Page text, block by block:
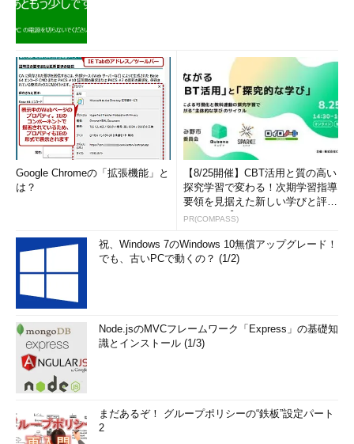
る。かつてのCode RedやNimdaのようなコンピュータウイルス
による“危機”を繰り返さないためにも、「
療機器など、あらゆる業界がセキュリティを理解する必要があ
る」（クラーク氏）。シノプシスではその理解を促すべく、セキ
ュリティ実装を支援するテクノロジーやサービス、トレーニング
を提供するとともに、コミュニティー作りにも取り組んでいくと
いう。
見た目は家電でも実態はソフトウェア、食品と
同様に「中身の確認」を
Google Chromeの「拡張機能」と
は？
【8/25開催】CBT活用と質の高い
探究学習で変わる！次期学習指導
要領を見据えた新しい学びと評価
のカタチ【オンラインイベ...
PR(COMPASS)
祝、Windows 7のWindows 10無償アップグレード！
でも、古いPCで動くの？ (1/2)
Node.jsのMVCフレームワーク「Express」の基礎知
識とインストール (1/3)
まだあるぞ！ グループポリシーの“鉄板”設定パート
2